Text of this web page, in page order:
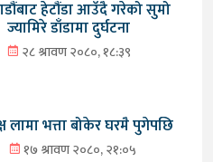
हेटौंडा आउँदै गरेको सुमो
ज्यामिरे डाँडामा दुर्घटना
२८ श्रावण २०८०, १८:३९
लामा भत्ता बोकेर घरमै पुगेपछि
१७ श्रावण २०८०, २१:०५